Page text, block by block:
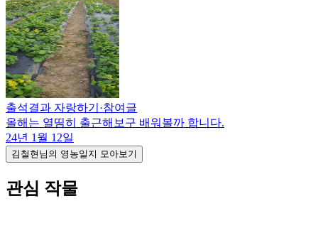
출석결과 자랑하기 ·참여글
올해는 열띰히 출근해보구 배워볼까 합니다.
24년 1월 12일
김철현님의 영농일지 모아보기
관심 작물